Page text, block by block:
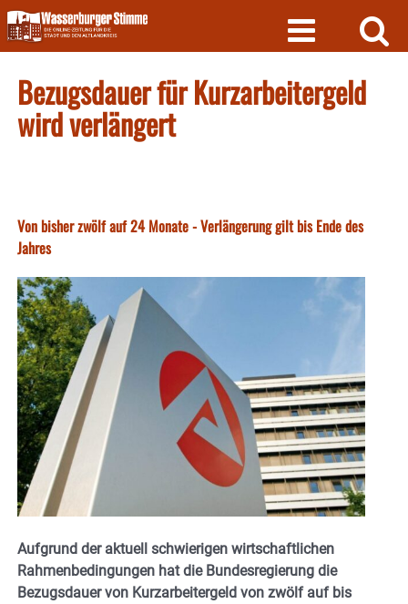
Skip
to
content
Bezugsdauer für Kurzarbeitergeld
wird verlängert
Von bisher zwölf auf 24 Monate - Verlängerung gilt bis Ende des
Jahres
Aufgrund der aktuell schwierigen wirtschaftlichen
Rahmenbedingungen hat die Bundesregierung die
Bezugsdauer von Kurzarbeitergeld von zwölf auf bis